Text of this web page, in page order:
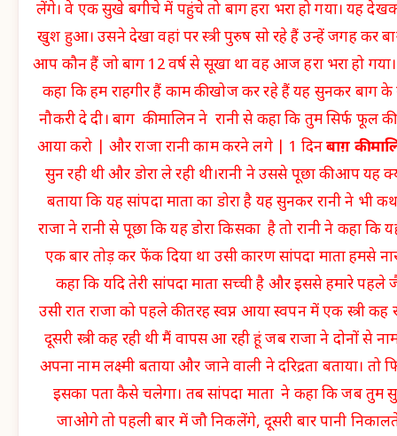
लेंगे। वे एक सुखे बगीचे में पहुंचे तो बाग हरा भरा हो गया। यह
खुश हुआ। उसने देखा वहां पर स्त्री पुरुष सो रहे हैं उन्हें जगह कर
आप कौन हैं जो बाग 12 वर्ष से सूखा था वह आज हरा भरा हो
कहा कि हम राहगीर हैं काम की खोज कर रहे हैं यह सुनकर बाग के
नौकरी दे दी। बाग की मालिन ने रानी से कहा कि तुम सिर्फ फूल
आया करो | और राजा रानी काम करने लगे | 1 दिनबाग़ की
सुन रही थी और डोरा ले रही थी।रानी ने उससे पूछा की आप यह
बताया कि यह सांपदा माता का डोरा है यह सुनकर रानी ने भी
राजा ने रानी से पूछा कि यह डोरा किसका है तो रानी ने कहा कि
एक बार तोड़ कर फेंक दिया था उसी कारण सांपदा माता हमसे
कहा कि यदि तेरी सांपदा माता सच्ची है और इससे हमारे
उसी रात राजा को पहले की तरह स्वप्न आया स्वपन में एक स्त्री कह
दूसरी स्त्री कह रही थी मैं वापस आ रही हूं जब राजा ने दोनों से
अपना नाम लक्ष्मी बताया और जाने वाली ने दरिद्रता बताया। तो
इसका पता कैसे चलेगा। तब सांपदा माता ने कहा कि जब
जाओगे तो पहली बार में जौ निकलेंगे, दूसरी बार पानी